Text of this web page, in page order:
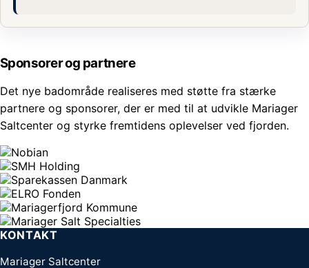
Sponsorer og partnere
Det nye badområde realiseres med støtte fra stærke
partnere og sponsorer, der er med til at udvikle Mariager
Saltcenter og styrke fremtidens oplevelser ved fjorden.
KONTAKT
Mariager Saltcenter